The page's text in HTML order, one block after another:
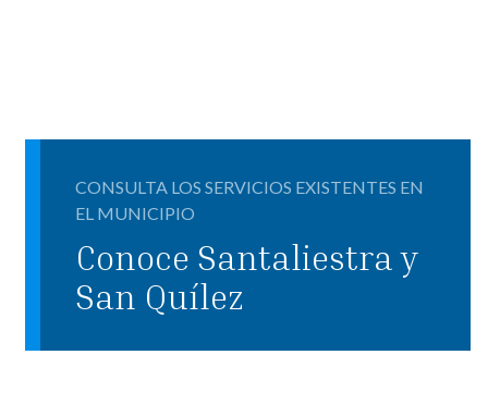
CONSULTA LOS SERVICIOS EXISTENTES EN
EL MUNICIPIO
Conoce Santaliestra y
San Quílez